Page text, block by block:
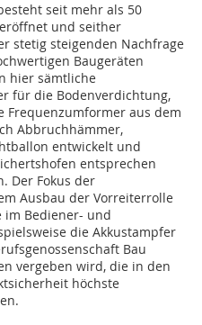
seit mehr als 50
und seither
stetig steigenden Nachfrage
Baugeräten
hier sämtliche
für die Bodenverdichtung,
aus dem
Abbruchhämmer,
entwickelt und
entsprechen
Der Fokus der
Ausbau der Vorreiterrolle
im Bediener- und
die Akkustampfer
Bau
vergeben wird, die in den
höchste